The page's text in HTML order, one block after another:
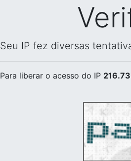
Seu IP fez diversas
Para liberar o acesso do IP